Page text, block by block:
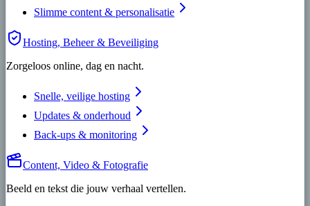
Slimme content & personalisatie
Hosting, Beheer & Beveiliging
Zorgeloos online, dag en nacht.
Snelle, veilige hosting
Updates & onderhoud
Back-ups & monitoring
Content, Video & Fotografie
Beeld en tekst die jouw verhaal vertellen.